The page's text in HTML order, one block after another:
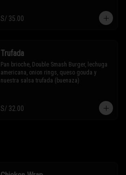
S/ 35.00
Trufada
Pan brioche, Double Smash Burger, lechuga
americana, onion rings, queso gouda y
nuestra salsa trufada (buenaza)
S/ 32.00